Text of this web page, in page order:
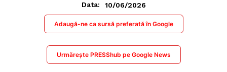
Data:
10/06/2026
Adaugă-ne ca sursă preferată în Google
Urmărește PRESShub pe Google News